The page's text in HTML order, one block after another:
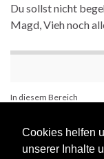
Cookies helfen
unserer Inhalte
Du sollst nicht
Magd, Vieh noch
In diesem Bereich
Ziele der